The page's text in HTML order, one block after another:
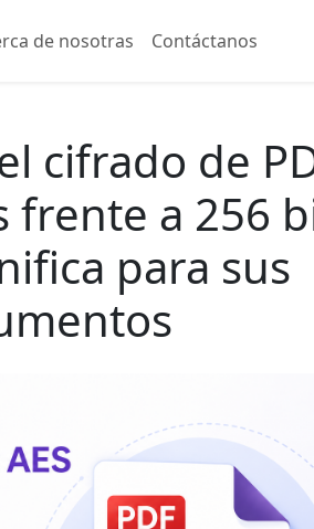
de nosotras Contáctanos
cifrado de
frente a 256
para sus